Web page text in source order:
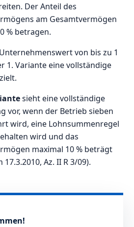
Der Anteil des
am Gesamtvermögen
% betragen.
von bis zu 1
1. Variante eine vollständige
sieht eine vollständige
vor, wenn der Betrieb sieben
wird, eine Lohnsummenregel
wird und das
maximal 10 % beträgt
Az. II R 3/09).